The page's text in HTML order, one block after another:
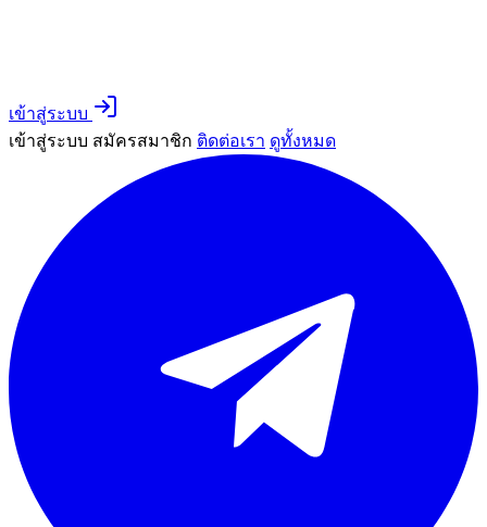
เข้าสู่ระบบ
เข้าสู่ระบบ สมัครสมาชิก ติดต่อเรา ดูทั้งหมด